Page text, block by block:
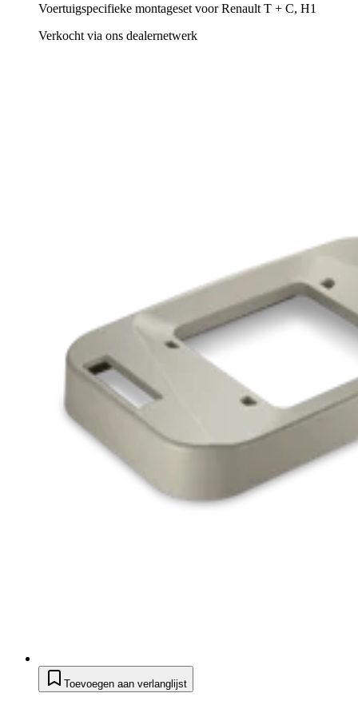
Voertuigspecifieke montageset voor Renault T + C, H1
Verkocht via ons dealernetwerk
Toevoegen aan verlanglijst